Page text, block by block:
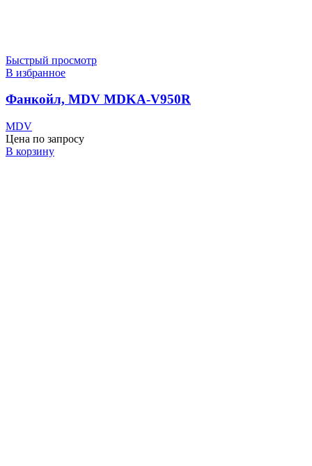
Быстрый просмотр
В избранное
Фанкойл, MDV MDKA-V950R
MDV
Цена по запросу
В корзину